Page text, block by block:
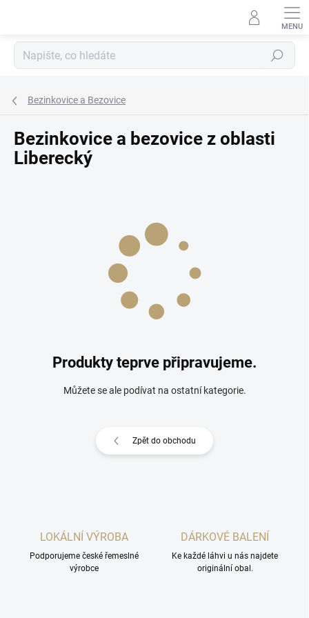
Hledat
Bezinkovice a Bezovice
Bezinkovice a bezovice z oblasti
Liberecký
Produkty teprve připravujeme.
Můžete se ale podívat na ostatní kategorie.
Zpět do obchodu
LOKÁLNÍ VÝROBA
Podporujeme české řemeslné
výrobce
DÁRKOVÉ BALENÍ
Ke každé láhvi u nás najdete
originální obal.